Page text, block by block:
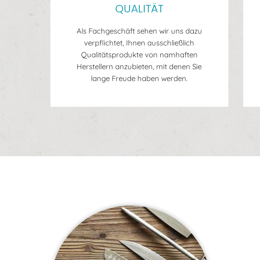
QUALITÄT
Als Fachgeschäft sehen wir uns dazu
verpflichtet, Ihnen ausschließlich
Qualitätsprodukte von namhaften
Herstellern anzubieten, mit denen Sie
lange Freude haben werden.